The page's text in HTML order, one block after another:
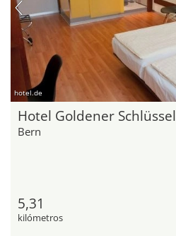
hotel.de
Hotel Goldener Schlüssel
Bern
5,31
kilómetros